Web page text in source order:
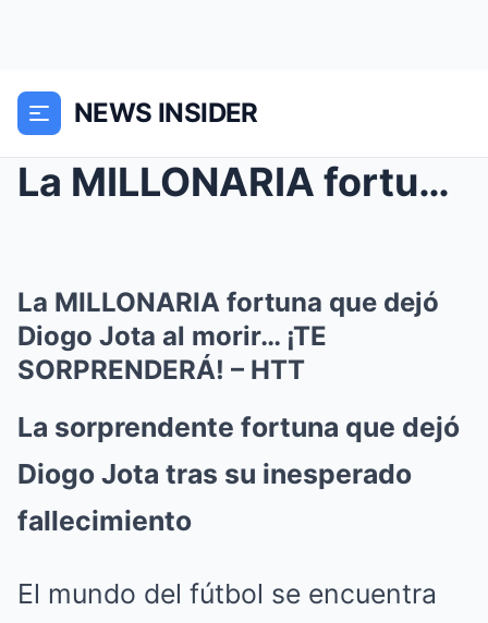
NEWS INSIDER
La MILLONARIA fortuna que dejó Diogo Jota al morir...
La MILLONARIA fortuna que dejó
Diogo Jota al morir… ¡TE
SORPRENDERÁ! – HTT
La sorprendente fortuna que dejó
Diogo Jota tras su inesperado
fallecimiento
El mundo del fútbol se encuentra